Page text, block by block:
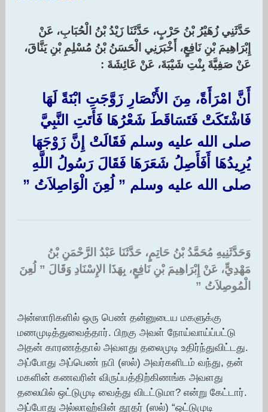
حَدَّثَنِي زُهَيْرُ بْنُ حَرْبٍ، حَدَّثَنَا زَيْدُ بْنُ الْحُبَابِ، عَنْ
إِبْرَاهِيمَ بْنِ نَافِعٍ، أَخْبَرَنِي الْحَسَنُ بْنُ مُسْلِمِ بْنِ يَنَّاقَ،
عَنْ صَفِيَّةَ بِنْتِ شَيْبَةَ، عَنْ عَائِشَةَ :‏
أَنَّ امْرَأَةً، مِنَ الأَنْصَارِ زَوَّجَتِ ابْنَةً لَهَا
فَاشْتَكَتْ فَتَسَاقَطَ شَعْرُهَا فَأَتَتِ النَّبِيَّ
صلى الله عليه وسلم فَقَالَتْ إِنَّ زَوْجَهَا
يُرِيدُهَا أَفَأَصِلُ شَعَرَهَا فَقَالَ رَسُولُ اللَّهِ
صلى الله عليه وسلم ‏”‏ لُعِنَ الْوَاصِلاَتُ ‏”‏
وَحَدَّثَنِيهِ مُحَمَّدُ بْنُ حَاتِمٍ، حَدَّثَنَا عَبْدُ الرَّحْمَنِ بْنُ
مَهْدِيٍّ، عَنْ إِبْرَاهِيمَ بْنِ نَافِعٍ، بِهَذَا الإِسْنَادِ وَقَالَ ‏”‏ لُعِنَ
الْمُوصِلاَتُ ‏”‏
அன்ஸாரிகளில் ஒரு பெண் தன்னுடைய மகளுக்கு
மணமுடித்துவைத்தார். பிறகு அவள் நோய்வாய்ப்பட்டு
அதன் காரணத்தால் அவளது தலைமுடி உதிர்ந்துவிட்டது.
அப்போது அப்பெண் நபி (ஸல்) அவர்களிடம் வந்து, தன்
மகளின் கணவரின் விருப்பத்திற்கிணங்க அவளது
தலையில் ஒட்டுமுடி வைத்து விடட்டுமா? என்று கேட்டார்.
அப்போது அல்லாஹ்வின் தூதர் (ஸல்) “ஒட்டுமுடி